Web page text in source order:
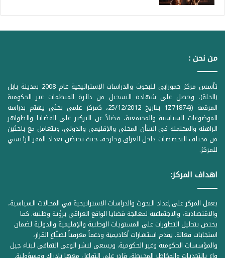
من نحن :
تأسس مركز حمورابي للبحوث والدراسات الإستراتيجية عام 2008 بمدينة بابل
(الحلة)، وحصل على شهادة التسجيل من دائرة المنظمات غير الحكومية
المرقمة ((1Z71874 بتاريخ 25/12/2012، كمركز علمي بحثي يهتم بدراسة
الموضوعات السياسية والمجتمعية، فضلاً عن التركيز على القضايا والظواهر
الراهنة والمحتملة في الشأن المحلي والإقليمي والدولي، ويتعامل مع باحثين
من مختلف التخصصات داخل العراق وخارجه، حيث تحتضن بغداد المقر الرئيسي
للمركز.
اهداف المركز:
يعمل المركز على إعداد البحوث والدراسات الاستراتيجية في المجالات السياسية،
والاقتصادية، والاجتماعية لمعالجة قضايا الواقع العراقي برؤية وطنية. كما
يختص بتحليل التطورات على المستويات الوطنية والإقليمية والدولية لضمان
استجابات فعالة. يقدم استشارات أكاديمية ودعماً معرفياً لصنّاع القرار،
والمؤسسات الحكومية وغير الحكومية. ويسعى لنشر الوعي الثقافي لبناء جيل